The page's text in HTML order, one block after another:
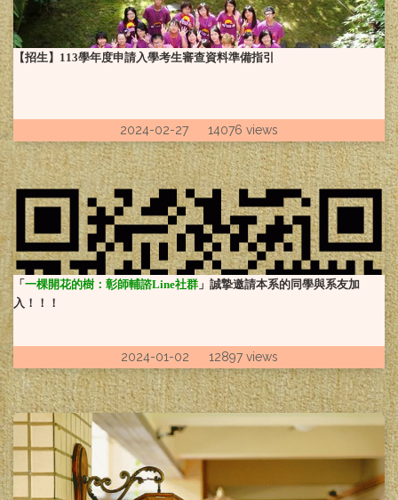
【招生】113學年度申請入學考生審查資料準備指引
2024-02-27 14076 views
「 一棵開花的樹：彰師輔諮Line社群 」誠摯邀請本系的同學與系友加
入！！！
2024-01-02 12897 views